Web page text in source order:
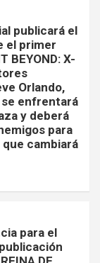
publicará el
el primer
BEYOND: X-
Orlando,
se enfrentará
y deberá
para
cambiará
para el